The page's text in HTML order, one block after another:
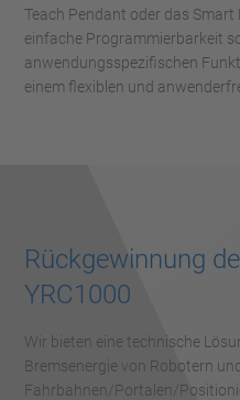
Teach Pendant oder das
einfache Programmierbarkeit
anwendungsspezifischen
einem flexiblen und
Rückgewinnung
YRC1000
Wir bieten eine technische
Bremsenergie von Robotern und
Fahrbahnen/Portalen/